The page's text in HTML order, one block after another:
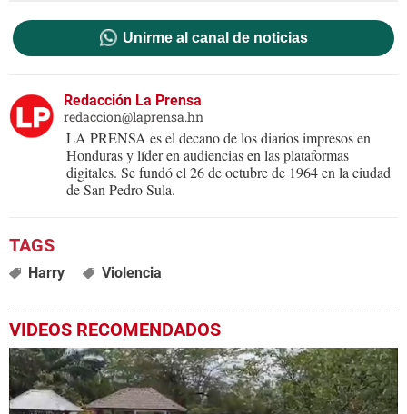
Unirme al canal de noticias
Redacción La Prensa
redaccion@laprensa.hn
LA PRENSA es el decano de los diarios impresos en
Honduras y líder en audiencias en las plataformas
digitales. Se fundó el 26 de octubre de 1964 en la ciudad
de San Pedro Sula.
Harry Violencia
VIDEOS RECOMENDADOS